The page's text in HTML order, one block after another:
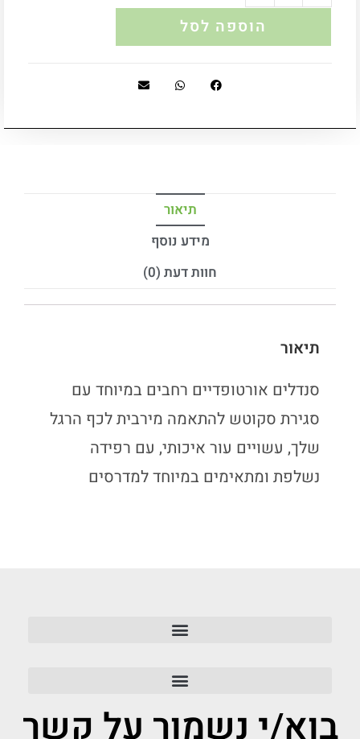
הוספה לסל
תיאור
מידע נוסף
חוות דעת (0)
תיאור
סנדלים אורטופדיים רחבים במיוחד עם
סגירת סקוטש להתאמה מירבית לכף הרגל
שלך, עשויים עור איכותי, עם רפידה
נשלפת ומתאימים במיוחד למדרסים
בוא/י נשמור על קשר